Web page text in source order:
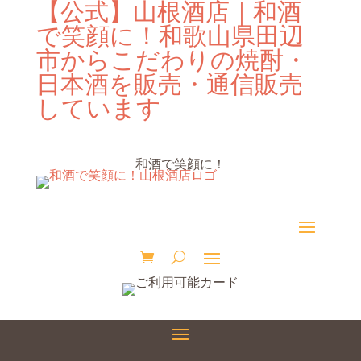
【公式】山根酒店｜和酒
で笑顔に！和歌山県田辺
市からこだわりの焼酎・
日本酒を販売・通信販売
しています
和酒で笑顔に！